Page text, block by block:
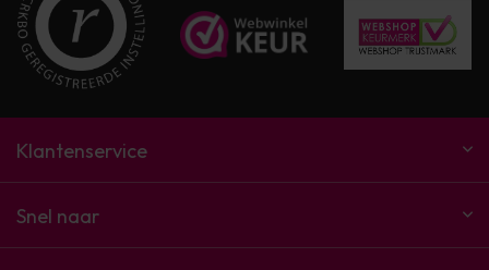
Klantenservice
Snel naar